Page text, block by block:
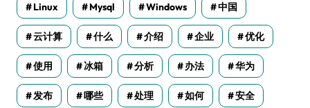
Linux Mysql Windows 中国
云计算 什么 介绍 企业 优化
使用 冰箱 分析 办法 华为
发布 哪些 处理 如何 安全